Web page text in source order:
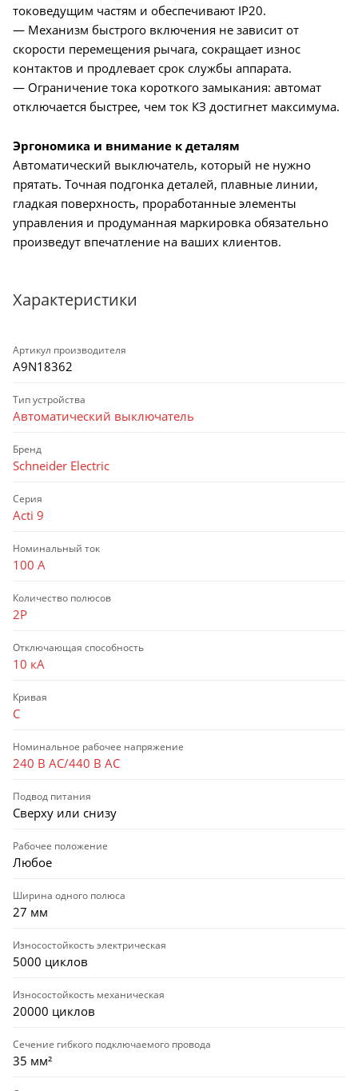
токоведущим частям и обеспечивают IP20.
— Механизм быстрого включения не зависит от
скорости перемещения рычага, сокращает износ
контактов и продлевает срок службы аппарата.
— Ограничение тока короткого замыкания: автомат
отключается быстрее, чем ток КЗ достигнет максимума.
Эргономика и внимание к деталям
Автоматический выключатель, который не нужно
прятать. Точная подгонка деталей, плавные линии,
гладкая поверхность, проработанные элементы
управления и продуманная маркировка обязательно
произведут впечатление на ваших клиентов.
Характеристики
Артикул производителя
A9N18362
Тип устройства
Автоматический выключатель
Бренд
Schneider Electric
Серия
Acti 9
Номинальный ток
100 А
Количество полюсов
2P
Отключающая способность
10 кА
Кривая
C
Номинальное рабочее напряжение
240 В AC/440 В AC
Подвод питания
Сверху или снизу
Рабочее положение
Любое
Ширина одного полюса
27 мм
Износостойкость электрическая
5000 циклов
Износостойкость механическая
20000 циклов
Сечение гибкого подключаемого провода
35 мм²